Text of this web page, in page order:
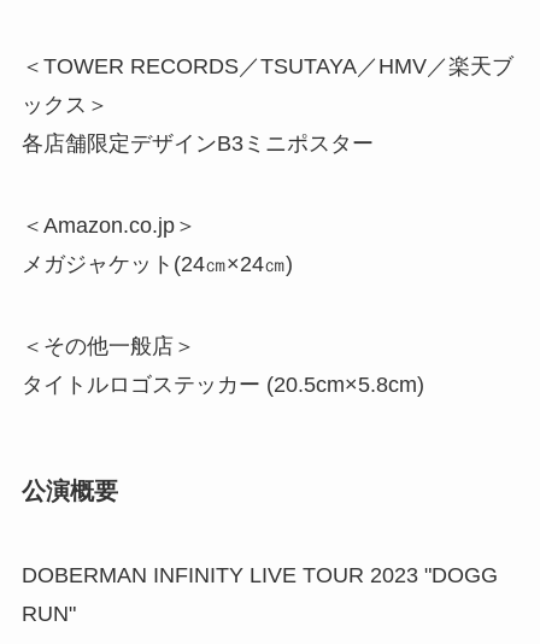
＜TOWER RECORDS／TSUTAYA／HMV／楽天ブ
ックス＞
各店舗限定デザインB3ミニポスター
＜Amazon.co.jp＞
メガジャケット(24㎝×24㎝)
＜その他一般店＞
タイトルロゴステッカー (20.5cm×5.8cm)
公演概要
DOBERMAN INFINITY LIVE TOUR 2023 "DOGG
RUN"